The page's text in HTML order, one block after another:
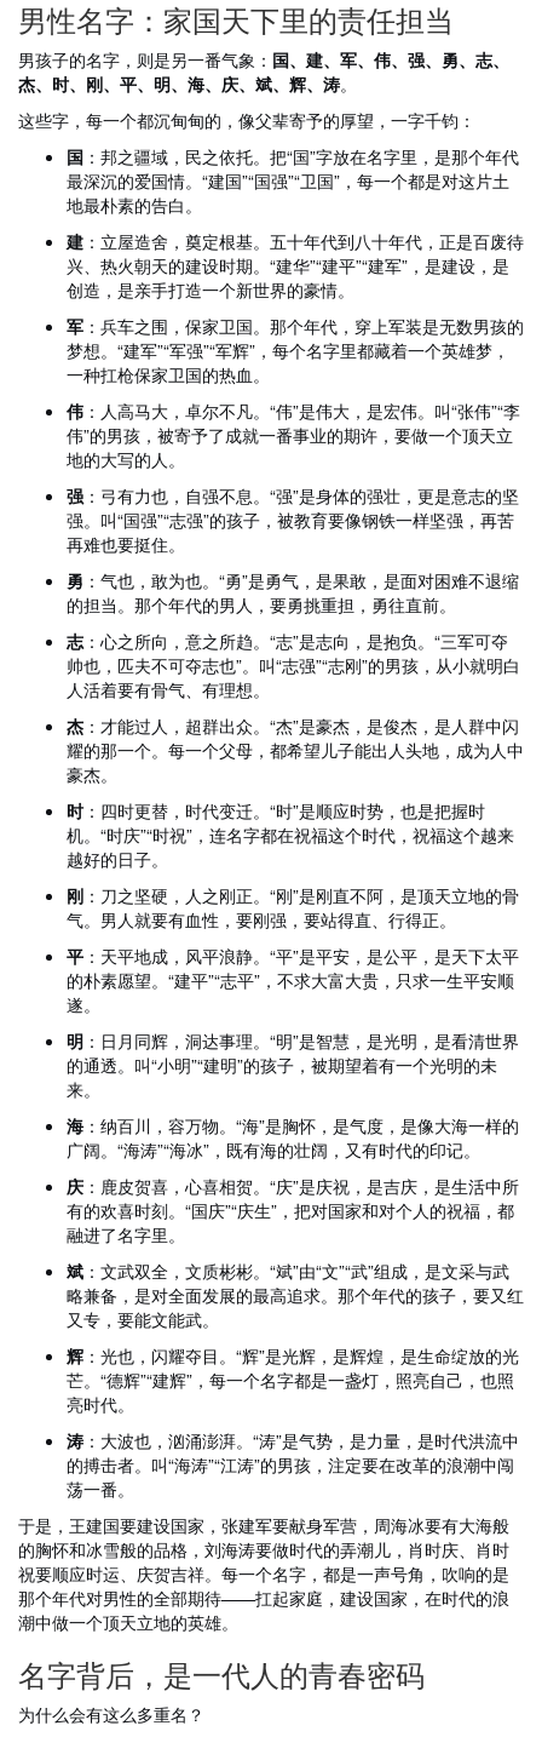
男性名字：家国天下里的责任担当
男孩子的名字，则是另一番气象： 国、建、军、伟、强、勇、志、
杰、时、刚、平、明、海、庆、斌、辉、涛。
这些字，每一个都沉甸甸的，像父辈寄予的厚望，一字千钧：
国 ：邦之疆域，民之依托。把“国”字放在名字里，是那个年代
最深沉的爱国情。“建国”“国强”“卫国”，每一个都是对这片土
地最朴素的告白。
建 ：立屋造舍，奠定根基。五十年代到八十年代，正是百废待
兴、热火朝天的建设时期。“建华”“建平”“建军”，是建设，是
创造，是亲手打造一个新世界的豪情。
军 ：兵车之围，保家卫国。那个年代，穿上军装是无数男孩的
梦想。“建军”“军强”“军辉”，每个名字里都藏着一个英雄梦，
一种扛枪保家卫国的热血。
伟 ：人高马大，卓尔不凡。“伟”是伟大，是宏伟。叫“张伟”“李
伟”的男孩，被寄予了成就一番事业的期许，要做一个顶天立
地的大写的人。
强 ：弓有力也，自强不息。“强”是身体的强壮，更是意志的坚
强。叫“国强”“志强”的孩子，被教育要像钢铁一样坚强，再苦
再难也要挺住。
勇 ：气也，敢为也。“勇”是勇气，是果敢，是面对困难不退缩
的担当。那个年代的男人，要勇挑重担，勇往直前。
志：心之所向，意之所趋。“志”是志向，是抱负。“三军可夺
帅也，匹夫不可夺志也”。叫“志强”“志刚”的男孩，从小就明白
人活着要有骨气、有理想。
杰 ：才能过人，超群出众。“杰”是豪杰，是俊杰，是人群中闪
耀的那一个。每一个父母，都希望儿子能出人头地，成为人中
豪杰。
时 ：四时更替，时代变迁。“时”是顺应时势，也是把握时
机。“时庆”“时祝”，连名字都在祝福这个时代，祝福这个越来
越好的日子。
刚 ：刀之坚硬，人之刚正。“刚”是刚直不阿，是顶天立地的骨
气。男人就要有血性，要刚强，要站得直、行得正。
平 ：天平地成，风平浪静。“平”是平安，是公平，是天下太平
的朴素愿望。“建平”“志平”，不求大富大贵，只求一生平安顺
遂。
明 ：日月同辉，洞达事理。“明”是智慧，是光明，是看清世界
的通透。叫“小明”“建明”的孩子，被期望着有一个光明的未
来。
海 ：纳百川，容万物。“海”是胸怀，是气度，是像大海一样的
广阔。“海涛”“海冰”，既有海的壮阔，又有时代的印记。
庆 ：鹿皮贺喜，心喜相贺。“庆”是庆祝，是吉庆，是生活中所
有的欢喜时刻。“国庆”“庆生”，把对国家和对个人的祝福，都
融进了名字里。
斌 ：文武双全，文质彬彬。“斌”由“文”“武”组成，是文采与武
略兼备，是对全面发展的最高追求。那个年代的孩子，要又红
又专，要能文能武。
辉 ：光也，闪耀夺目。“辉”是光辉，是辉煌，是生命绽放的光
芒。“德辉”“建辉”，每一个名字都是一盏灯，照亮自己，也照
亮时代。
涛 ：大波也，汹涌澎湃。“涛”是气势，是力量，是时代洪流中
的搏击者。叫“海涛”“江涛”的男孩，注定要在改革的浪潮中闯
荡一番。
于是，王建国要建设国家，张建军要献身军营，周海冰要有大海般
的胸怀和冰雪般的品格，刘海涛要做时代的弄潮儿，肖时庆、肖时
祝要顺应时运、庆贺吉祥。每一个名字，都是一声号角，吹响的是
那个年代对男性的全部期待——扛起家庭，建设国家，在时代的浪
潮中做一个顶天立地的英雄。
名字背后，是一代人的青春密码
为什么会有这么多重名？